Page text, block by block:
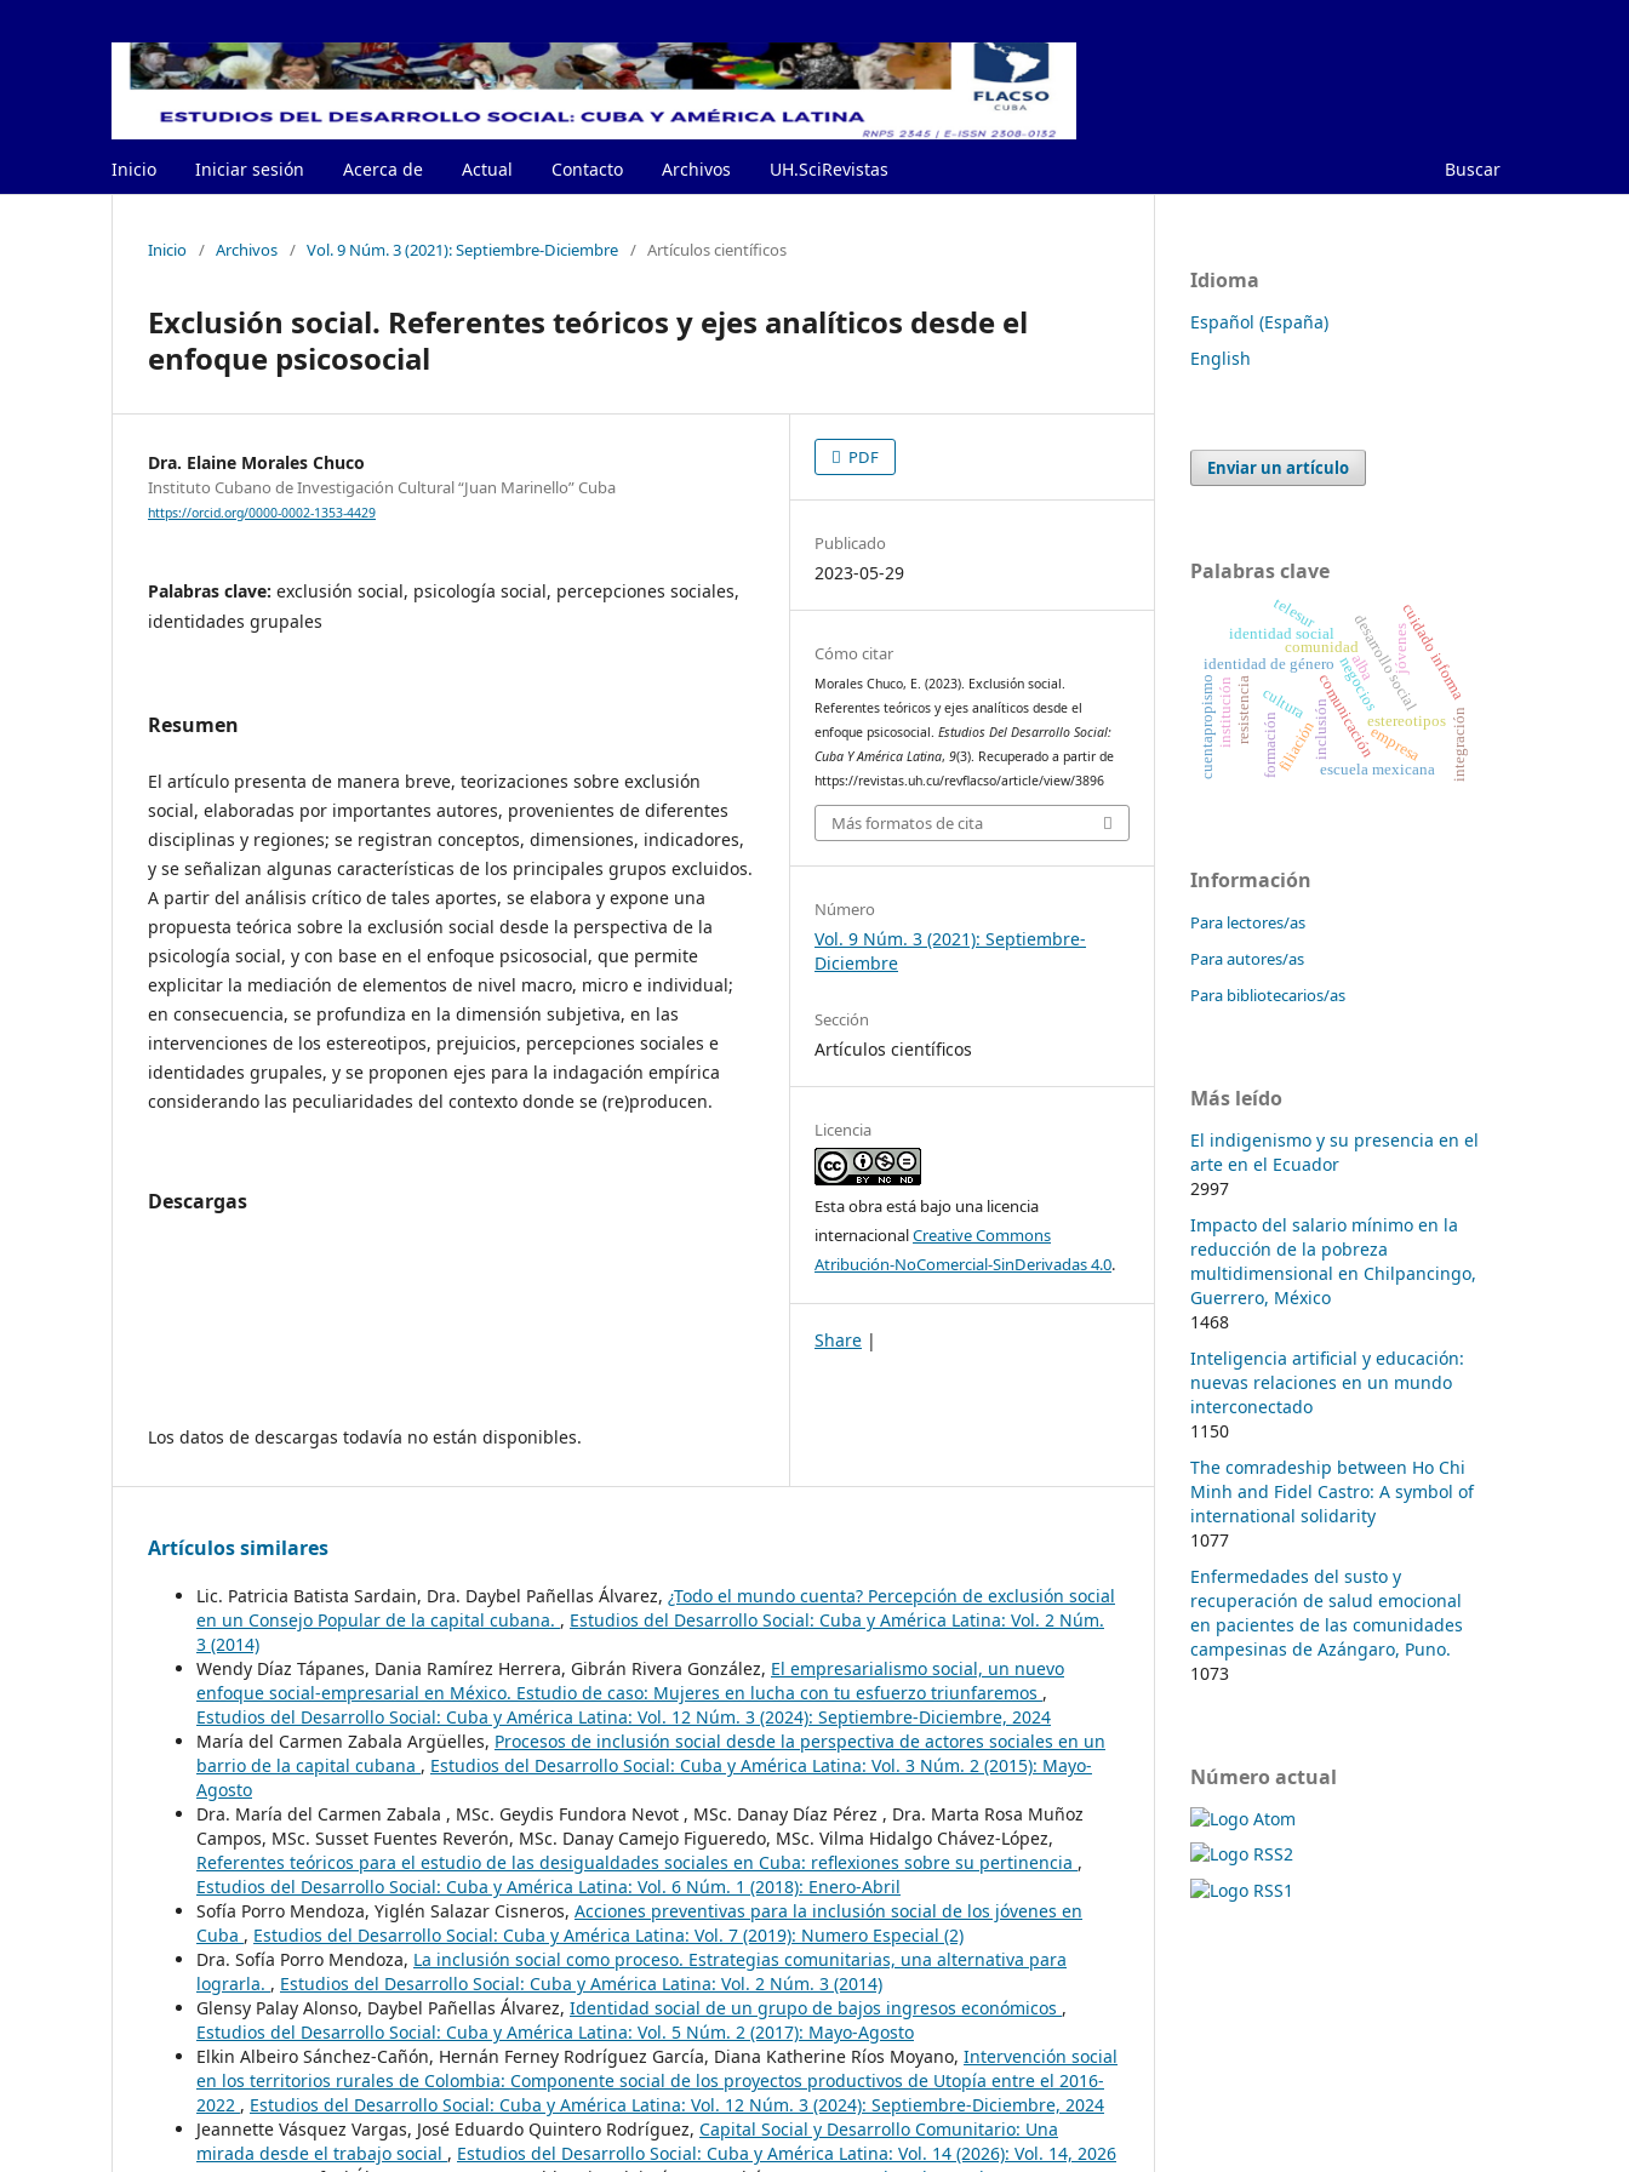
Inicio Iniciar sesión Acerca de Actual Contacto Archivos UH.SciRevistas Buscar
Inicio / Archivos / Vol. 9 Núm. 3 (2021): Septiembre-Diciembre / Artículos científicos
Exclusión social. Referentes teóricos y ejes analíticos desde el
enfoque psicosocial
Dra. Elaine Morales Chuco
Instituto Cubano de Investigación Cultural “Juan Marinello” Cuba
https://orcid.org/0000-0002-1353-4429
Palabras clave: exclusión social, psicología social, percepciones sociales,
identidades grupales
Resumen
El artículo presenta de manera breve, teorizaciones sobre exclusión
social, elaboradas por importantes autores, provenientes de diferentes
disciplinas y regiones; se registran conceptos, dimensiones, indicadores,
y se señalizan algunas características de los principales grupos excluidos.
A partir del análisis crítico de tales aportes, se elabora y expone una
propuesta teórica sobre la exclusión social desde la perspectiva de la
psicología social, y con base en el enfoque psicosocial, que permite
explicitar la mediación de elementos de nivel macro, micro e individual;
en consecuencia, se profundiza en la dimensión subjetiva, en las
intervenciones de los estereotipos, prejuicios, percepciones sociales e
identidades grupales, y se proponen ejes para la indagación empírica
considerando las peculiaridades del contexto donde se (re)producen.
Descargas
Los datos de descargas todavía no están disponibles.
PDF
Publicado
2023-05-29
Cómo citar
Morales Chuco, E. (2023). Exclusión social.
Referentes teóricos y ejes analíticos desde el
enfoque psicosocial.Estudios Del Desarrollo Social:
Cuba Y América Latina,9(3). Recuperado a partir de
https://revistas.uh.cu/revflacso/article/view/3896
Más formatos de cita
Número
Vol. 9 Núm. 3 (2021): Septiembre-
Diciembre
Sección
Artículos científicos
Licencia
Esta obra está bajo una licencia
internacionalCreative Commons
Atribución-NoComercial-SinDerivadas 4.0.
Share |
Artículos similares
Lic. Patricia Batista Sardain, Dra. Daybel Pañellas Álvarez, ¿Todo el mundo cuenta? Percepción de exclusión social
en un Consejo Popular de la capital cubana. , Estudios del Desarrollo Social: Cuba y América Latina: Vol. 2 Núm.
3 (2014)
Wendy Díaz Tápanes, Dania Ramírez Herrera, Gibrán Rivera González, El empresarialismo social, un nuevo
enfoque social-empresarial en México. Estudio de caso: Mujeres en lucha con tu esfuerzo triunfaremos ,
Estudios del Desarrollo Social: Cuba y América Latina: Vol. 12 Núm. 3 (2024): Septiembre-Diciembre, 2024
María del Carmen Zabala Argüelles, Procesos de inclusión social desde la perspectiva de actores sociales en un
barrio de la capital cubana , Estudios del Desarrollo Social: Cuba y América Latina: Vol. 3 Núm. 2 (2015): Mayo-
Agosto
Dra. María del Carmen Zabala , MSc. Geydis Fundora Nevot , MSc. Danay Díaz Pérez , Dra. Marta Rosa Muñoz
Campos, MSc. Susset Fuentes Reverón, MSc. Danay Camejo Figueredo, MSc. Vilma Hidalgo Chávez-López,
Referentes teóricos para el estudio de las desigualdades sociales en Cuba: reflexiones sobre su pertinencia ,
Estudios del Desarrollo Social: Cuba y América Latina: Vol. 6 Núm. 1 (2018): Enero-Abril
Sofía Porro Mendoza, Yiglén Salazar Cisneros, Acciones preventivas para la inclusión social de los jóvenes en
Cuba , Estudios del Desarrollo Social: Cuba y América Latina: Vol. 7 (2019): Numero Especial (2)
Dra. Sofía Porro Mendoza, La inclusión social como proceso. Estrategias comunitarias, una alternativa para
lograrla. , Estudios del Desarrollo Social: Cuba y América Latina: Vol. 2 Núm. 3 (2014)
Glensy Palay Alonso, Daybel Pañellas Álvarez, Identidad social de un grupo de bajos ingresos económicos ,
Estudios del Desarrollo Social: Cuba y América Latina: Vol. 5 Núm. 2 (2017): Mayo-Agosto
Elkin Albeiro Sánchez-Cañón, Hernán Ferney Rodríguez García, Diana Katherine Ríos Moyano, Intervención social
en los territorios rurales de Colombia: Componente social de los proyectos productivos de Utopía entre el 2016-
2022 , Estudios del Desarrollo Social: Cuba y América Latina: Vol. 12 Núm. 3 (2024): Septiembre-Diciembre, 2024
Jeannette Vásquez Vargas, José Eduardo Quintero Rodríguez, Capital Social y Desarrollo Comunitario: Una
mirada desde el trabajo social , Estudios del Desarrollo Social: Cuba y América Latina: Vol. 14 (2026): Vol. 14, 2026
Idioma
Español (España)
English
Enviar un artículo
Palabras clave
identidad de género
comunicaciónestereotipos
cultura inclusión
jóvenes
desarrollo social
comunidad
resistencia
institución
cuidado informa
identidad social
cuentapropismo negocios
formación empresa
escuela mexicana
alba
telesur
integración
filiación
Información
Para lectores/as
Para autores/as
Para bibliotecarios/as
Más leído
El indigenismo y su presencia en el
arte en el Ecuador
2997
Impacto del salario mínimo en la
reducción de la pobreza
multidimensional en Chilpancingo,
Guerrero, México
1468
Inteligencia artificial y educación:
nuevas relaciones en un mundo
interconectado
1150
The comradeship between Ho Chi
Minh and Fidel Castro: A symbol of
international solidarity
1077
Enfermedades del susto y
recuperación de salud emocional
en pacientes de las comunidades
campesinas de Azángaro, Puno.
1073
Número actual